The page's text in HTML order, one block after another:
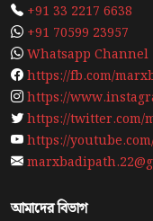
+91 33 2217 6638
+91 70599 23957
Whatsapp Channel
https://fb.com/
https://
https://twitter.com/
https://
আমাদের বিভাগ